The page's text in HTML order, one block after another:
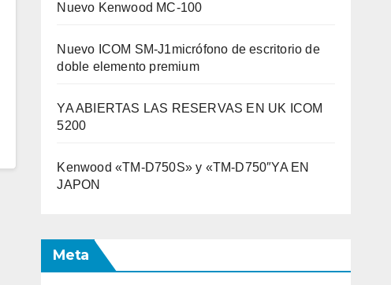
Nuevo Kenwood MC-100
Nuevo ICOM SM-J1micrófono de escritorio de
doble elemento premium
YA ABIERTAS LAS RESERVAS EN UK ICOM
5200
Kenwood «TM-D750S» y «TM-D750″YA EN
JAPON
Meta